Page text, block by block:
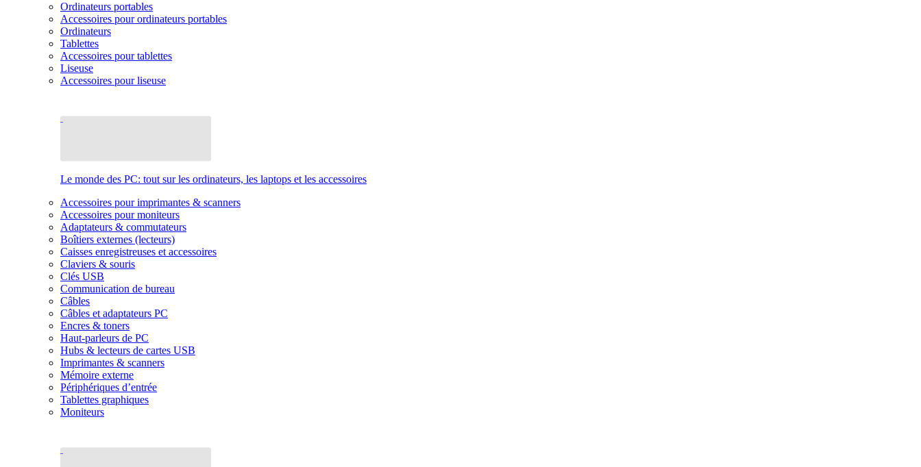
Ordinateurs portables
Accessoires pour ordinateurs portables
Ordinateurs
Tablettes
Accessoires pour tablettes
Liseuse
Accessoires pour liseuse
Le monde des PC: tout sur les ordinateurs, les laptops et les accessoires
Accessoires pour imprimantes & scanners
Accessoires pour moniteurs
Adaptateurs & commutateurs
Boîtiers externes (lecteurs)
Caisses enregistreuses et accessoires
Claviers & souris
Clés USB
Communication de bureau
Câbles
Câbles et adaptateurs PC
Encres & toners
Haut-parleurs de PC
Hubs & lecteurs de cartes USB
Imprimantes & scanners
Mémoire externe
Périphériques d’entrée
Tablettes graphiques
Moniteurs